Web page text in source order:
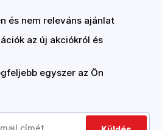
és nem releváns ajánlat
az új akciókról és
egyszer az Ön